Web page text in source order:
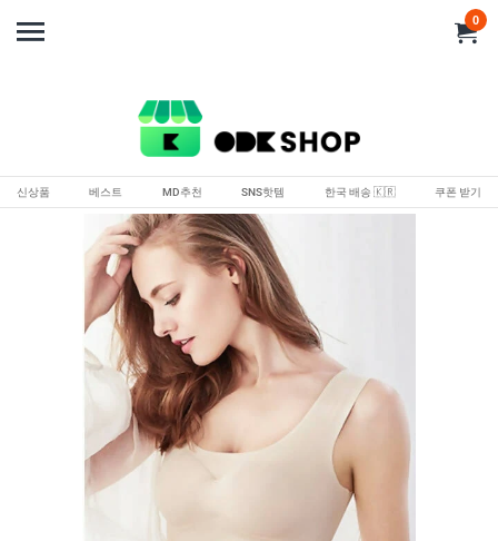
0
신상품 베스트 MD추천 SNS핫템 한국 배송 🇰🇷 쿠폰 받기